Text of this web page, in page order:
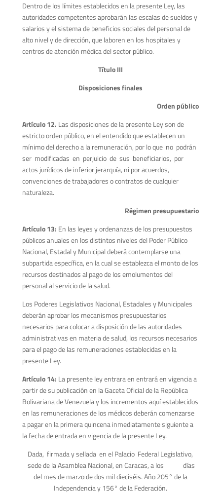
Dentro de los límites establecidos en la presente Ley, las
autoridades competentes aprobarán las escalas de sueldos y
salarios y el sistema de beneficios sociales del personal de
alto nivel y de dirección, que laboren en los hospitales y
centros de atención médica del sector público.
Título III
Disposiciones finales
Orden público
Artículo 12. Las disposiciones de la presente Ley son de
estricto orden público, en el entendido que establecen un
mínimo del derecho a la remuneración, por lo que no podrán
ser modificadas en perjuicio de sus beneficiarios, por
actos jurídicos de inferior jerarquía, ni por acuerdos,
convenciones de trabajadores o contratos de cualquier
naturaleza.
Régimen presupuestario
Artículo 13: En las leyes y ordenanzas de los presupuestos
públicos anuales en los distintos niveles del Poder Público
Nacional, Estadal y Municipal deberá contemplarse una
subpartida específica, en la cual se establezca el monto de los
recursos destinados al pago de los emolumentos del
personal al servicio de la salud.
Los Poderes Legislativos Nacional, Estadales y Municipales
deberán aprobar los mecanismos presupuestarios
necesarios para colocar a disposición de las autoridades
administrativas en materia de salud, los recursos necesarios
para el pago de las remuneraciones establecidas en la
presente Ley.
Artículo 14: La presente ley entrara en entrará en vigencia a
partir de su publicación en la Gaceta Oficial de la República
Bolivariana de Venezuela y los incrementos aquí establecidos
en las remuneraciones de los médicos deberán comenzarse
a pagar en la primera quincena inmediatamente siguiente a
la fecha de entrada en vigencia de la presente Ley.
Dada, firmada y sellada en el Palacio Federal Legislativo,
sede de la Asamblea Nacional, en Caracas, a los días
del mes de marzo de dos mil dieciséis. Año 205° de la
Independencia y 156° de la Federación.